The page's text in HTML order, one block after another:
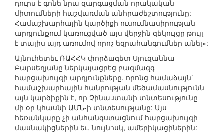
դուրս է գոնե նրա զարգացման որակական
միտումների հաշվառման անհրաժեշտությունը:
Համաշխարհային կարծիքի ուսումնասիրության
արդյունքում կառուցված այս վերջին զեկույցը թույլ
է տալիս այդ առումով որոշ եզրահանգումներ անել»:
Այնուհետեւ ՌԱՀՀԿ փորձագետ Սյուզաննա
Բարսեղյանը ներկայացրեց բազմազգ
հարցախույզի արդյունքները, որոնց համաձայն`
համաշխարհային հանրության մեծամասնությունն
այն կարծիքին է, որ Չինաստանի տնտեսությունը
մի օր կհասնի ԱՄՆ-ի տնտեսությանը: Այս
հեռանկարը չի անհանգստացնում հարցախույզի
մասնակիցներին եւ, նույնիսկ, ամերիկացիներին: